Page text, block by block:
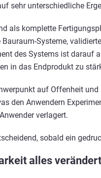
sehr unterschiedliche
als komplette
Systeme,
des Systems ist darauf
in das Endprodukt zu
auf Offenheit
den Anwendern
verlagert.
sobald ein
alles verändert